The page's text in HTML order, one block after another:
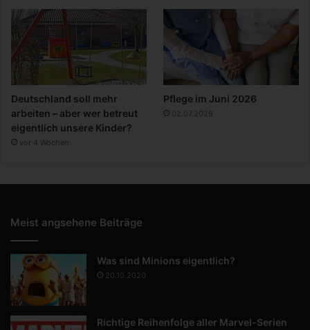
Deutschland soll mehr
arbeiten – aber wer betreut
eigentlich unsere Kinder?
vor 4 Wochen
Pflege im Juni 2026
02.07.2026
Meist angsehene Beiträge
Was sind Minions eigentlich?
20.10.2020
Richtige Reihenfolge aller Marvel-Serien